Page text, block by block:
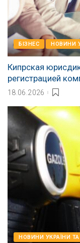
БІЗНЕС НОВИНИ
Кипрская
регистрацией
18.06.2026
НОВИНИ УКРАЇНИ ТА